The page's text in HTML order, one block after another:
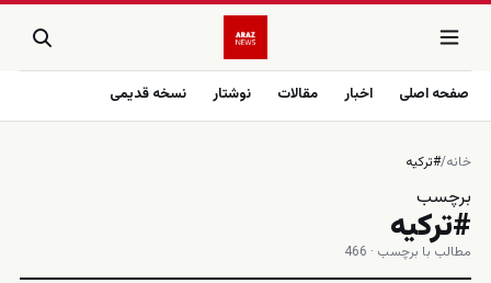
صفحه اصلی اخبار مقالات نوشتار نسخه قدیمی
خانه/#ترکیه
برچسب
#ترکیه
مطالب با برچسب · 466